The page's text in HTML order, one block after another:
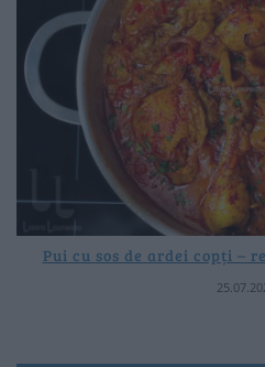
Pui cu sos de ardei copți –